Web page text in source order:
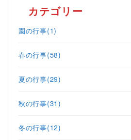
カテゴリー
園の行事(1)
春の行事(58)
夏の行事(29)
秋の行事(31)
冬の行事(12)